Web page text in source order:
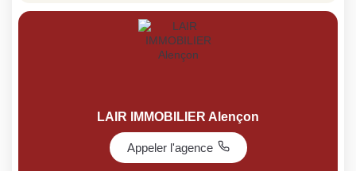
LAIR IMMOBILIER Alençon
Appeler l'agence